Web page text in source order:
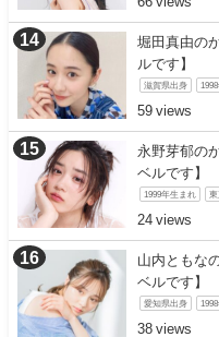
堀田真由の
ルです】
滋賀県出身
59
永野芽郁の
ベルです】
1999年生まれ 東
24
山内ともな
ベルです】
愛知県出身
38